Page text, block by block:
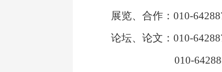
展览、合作：010-
论坛、论文：010-
010-